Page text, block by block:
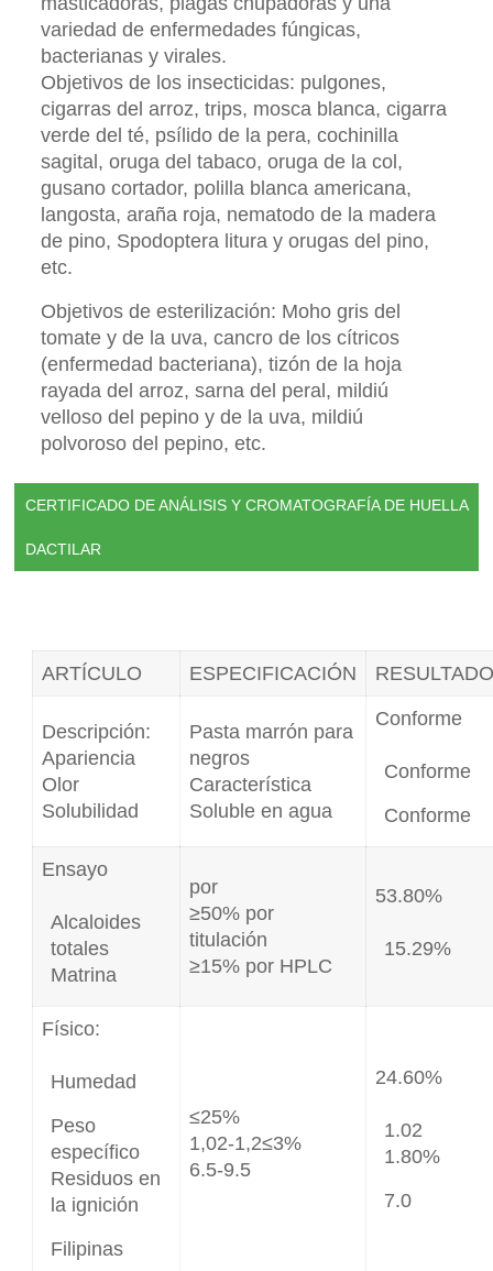
variedad de enfermedades fúngicas,
bacterianas y virales.
Objetivos de los insecticidas: pulgones,
cigarras del arroz, trips, mosca blanca, cigarra
verde del té, psílido de la pera, cochinilla
sagital, oruga del tabaco, oruga de la col,
gusano cortador, polilla blanca americana,
langosta, araña roja, nematodo de la madera
de pino, Spodoptera litura y orugas del pino,
etc.
Objetivos de esterilización: Moho gris del
tomate y de la uva, cancro de los cítricos
(enfermedad bacteriana), tizón de la hoja
rayada del arroz, sarna del peral, mildiú
velloso del pepino y de la uva, mildiú
polvoroso del pepino, etc.
CERTIFICADO DE ANÁLISIS Y CROMATOGRAFÍA DE HUELLA
DACTILAR
ARTÍCULO ESPECIFICACIÓN
Descripción:
Apariencia
Olor
Solubilidad
Pasta marrón para
negros
Característica
Soluble en agua
Conforme
Conforme
Conforme
Ensayo
Alcaloides
totales
Matrina
por
≥50% por
titulación
≥15% por HPLC
53.80%
15.29%
Físico:
Humedad
Peso
específico
Residuos en
la ignición
Filipinas
≤25%
1,02-1,2≤3%
6.5-9.5
24.60%
1.02
1.80%
7.0